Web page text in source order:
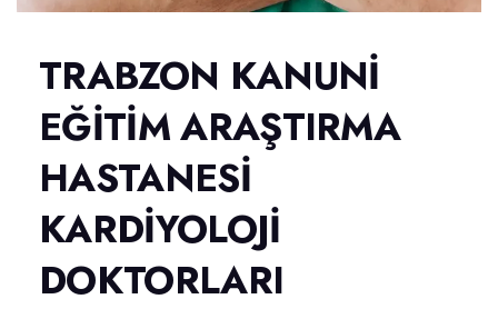
TRABZON KANUNİ
EĞİTİM ARAŞTIRMA
HASTANESİ
KARDİYOLOJİ
DOKTORLARI